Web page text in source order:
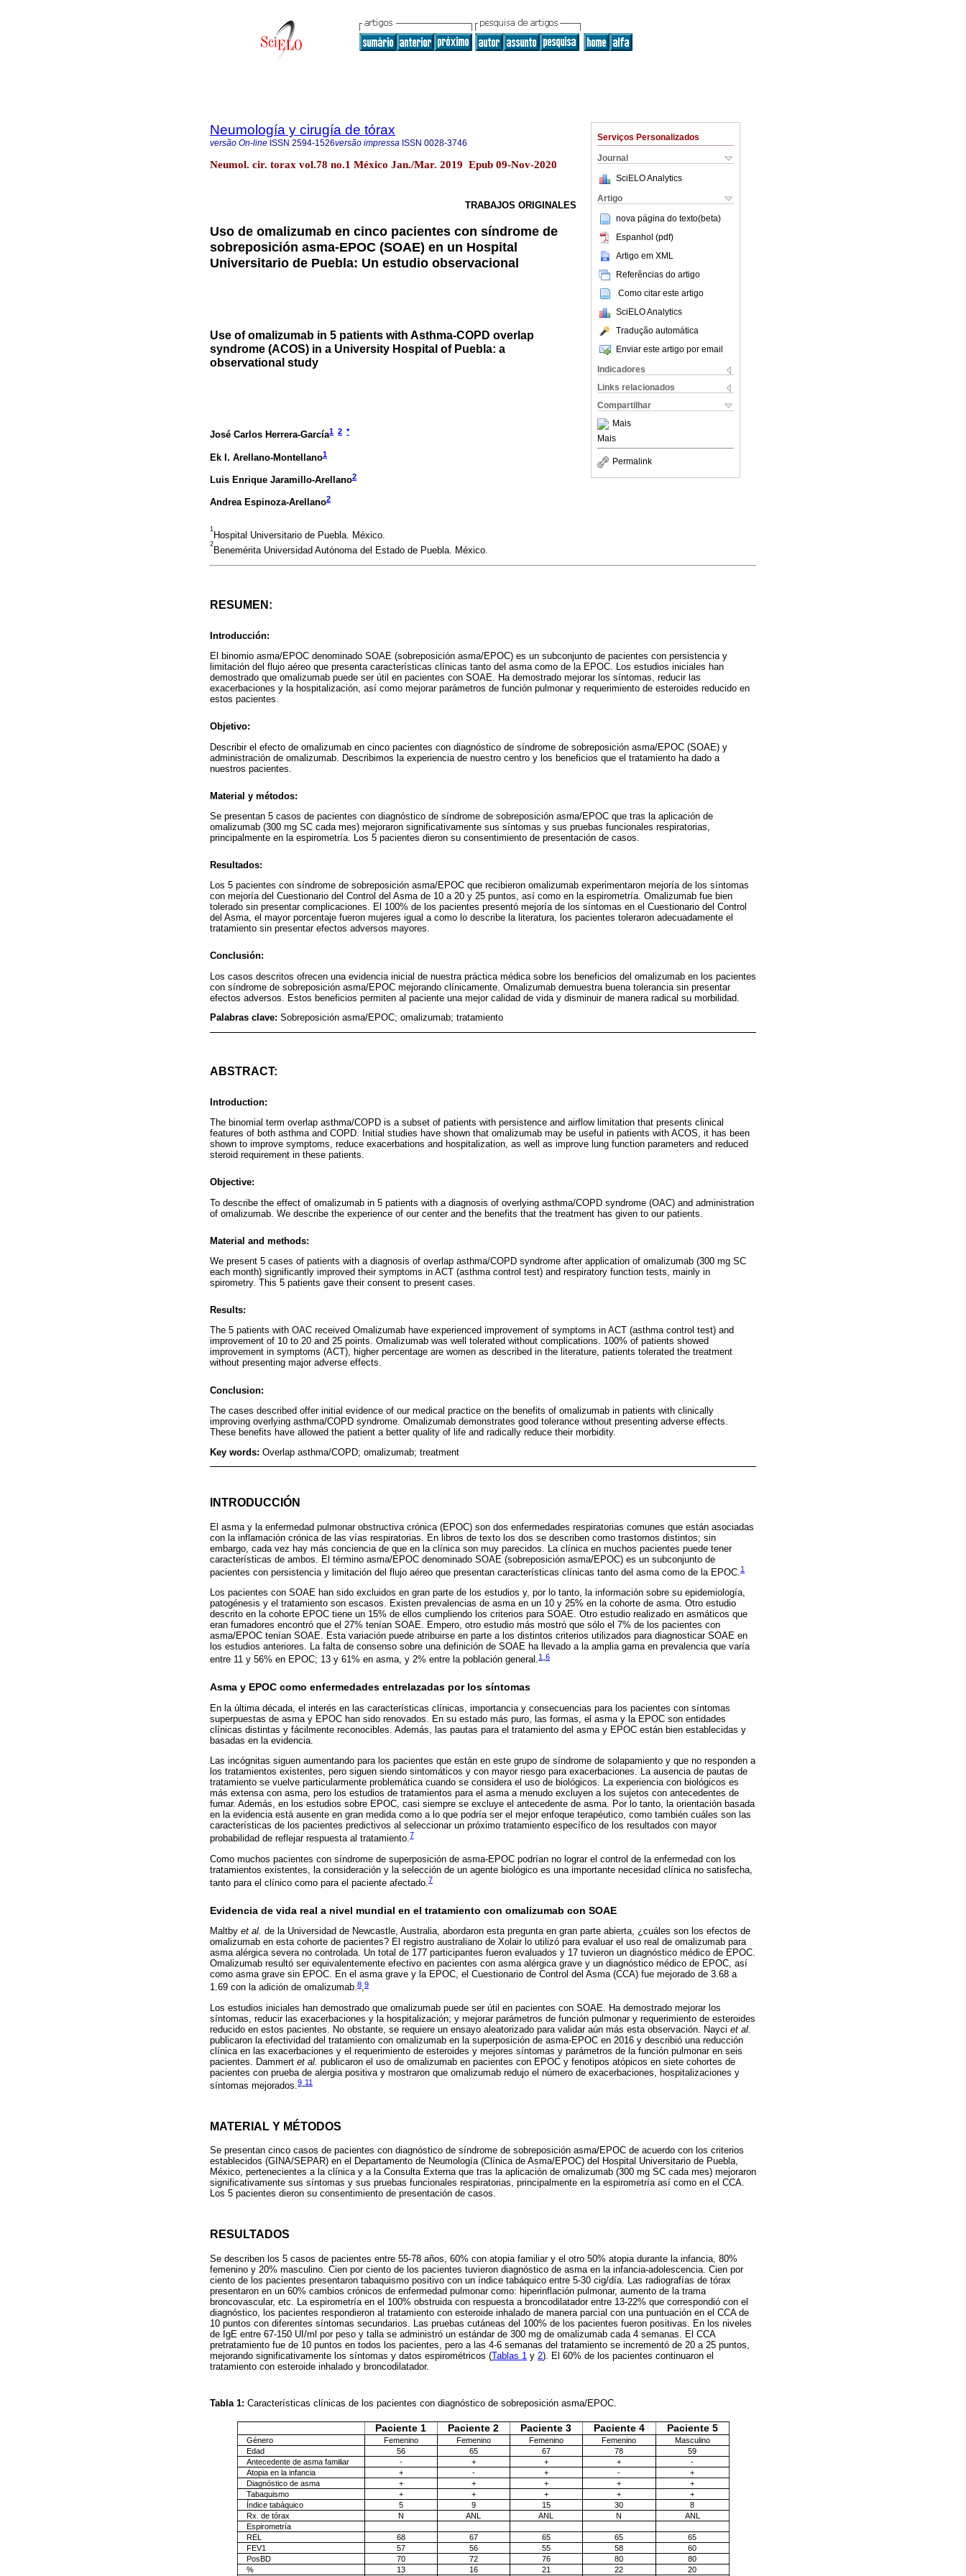
Serviços Personalizados
Journal
SciELO Analytics
Artigo
nova página do texto(beta)
Espanhol (pdf)
Artigo em XML
Referências do artigo
Como citar este artigo
SciELO Analytics
Tradução automática
Enviar este artigo por email
Indicadores
Links relacionados
Compartilhar
Mais
Mais
Permalink
Neumología y cirugía de tórax
versão On-line ISSN 2594-1526versão impressa ISSN 0028-3746
Neumol. cir. torax vol.78 no.1 México Jan./Mar. 2019 Epub 09-Nov-2020
TRABAJOS ORIGINALES
Uso de omalizumab en cinco pacientes con síndrome de
sobreposición asma-EPOC (SOAE) en un Hospital
Universitario de Puebla: Un estudio observacional
Use of omalizumab in 5 patients with Asthma-COPD overlap
syndrome (ACOS) in a University Hospital of Puebla: a
observational study
José Carlos Herrera-García1 2 *
Ek I. Arellano-Montellano1
Luis Enrique Jaramillo-Arellano2
Andrea Espinoza-Arellano2
1
Hospital Universitario de Puebla. México.
2
Benemérita Universidad Autónoma del Estado de Puebla. México.
RESUMEN:
Introducción:
El binomio asma/EPOC denominado SOAE (sobreposición asma/EPOC) es un subconjunto de pacientes con persistencia y
limitación del flujo aéreo que presenta características clínicas tanto del asma como de la EPOC. Los estudios iniciales han
demostrado que omalizumab puede ser útil en pacientes con SOAE. Ha demostrado mejorar los síntomas, reducir las
exacerbaciones y la hospitalización, así como mejorar parámetros de función pulmonar y requerimiento de esteroides reducido en
estos pacientes.
Objetivo:
Describir el efecto de omalizumab en cinco pacientes con diagnóstico de síndrome de sobreposición asma/EPOC (SOAE) y
administración de omalizumab. Describimos la experiencia de nuestro centro y los beneficios que el tratamiento ha dado a
nuestros pacientes.
Material y métodos:
Se presentan 5 casos de pacientes con diagnóstico de síndrome de sobreposición asma/EPOC que tras la aplicación de
omalizumab (300 mg SC cada mes) mejoraron significativamente sus síntomas y sus pruebas funcionales respiratorias,
principalmente en la espirometría. Los 5 pacientes dieron su consentimiento de presentación de casos.
Resultados:
Los 5 pacientes con síndrome de sobreposición asma/EPOC que recibieron omalizumab experimentaron mejoría de los síntomas
con mejoría del Cuestionario del Control del Asma de 10 a 20 y 25 puntos, así como en la espirometría. Omalizumab fue bien
tolerado sin presentar complicaciones. El 100% de los pacientes presentó mejoría de los síntomas en el Cuestionario del Control
del Asma, el mayor porcentaje fueron mujeres igual a como lo describe la literatura, los pacientes toleraron adecuadamente el
tratamiento sin presentar efectos adversos mayores.
Conclusión:
Los casos descritos ofrecen una evidencia inicial de nuestra práctica médica sobre los beneficios del omalizumab en los pacientes
con síndrome de sobreposición asma/EPOC mejorando clínicamente. Omalizumab demuestra buena tolerancia sin presentar
efectos adversos. Estos beneficios permiten al paciente una mejor calidad de vida y disminuir de manera radical su morbilidad.
Palabras clave: Sobreposición asma/EPOC; omalizumab; tratamiento
ABSTRACT:
Introduction:
The binomial term overlap asthma/COPD is a subset of patients with persistence and airflow limitation that presents clinical
features of both asthma and COPD. Initial studies have shown that omalizumab may be useful in patients with ACOS, it has been
shown to improve symptoms, reduce exacerbations and hospitalization, as well as improve lung function parameters and reduced
steroid requirement in these patients.
Objective:
To describe the effect of omalizumab in 5 patients with a diagnosis of overlying asthma/COPD syndrome (OAC) and administration
of omalizumab. We describe the experience of our center and the benefits that the treatment has given to our patients.
Material and methods:
We present 5 cases of patients with a diagnosis of overlap asthma/COPD syndrome after application of omalizumab (300 mg SC
each month) significantly improved their symptoms in ACT (asthma control test) and respiratory function tests, mainly in
spirometry. This 5 patients gave their consent to present cases.
Results:
The 5 patients with OAC received Omalizumab have experienced improvement of symptoms in ACT (asthma control test) and
improvement of 10 to 20 and 25 points. Omalizumab was well tolerated without complications. 100% of patients showed
improvement in symptoms (ACT), higher percentage are women as described in the literature, patients tolerated the treatment
without presenting major adverse effects.
Conclusion:
The cases described offer initial evidence of our medical practice on the benefits of omalizumab in patients with clinically
improving overlying asthma/COPD syndrome. Omalizumab demonstrates good tolerance without presenting adverse effects.
These benefits have allowed the patient a better quality of life and radically reduce their morbidity.
Key words: Overlap asthma/COPD; omalizumab; treatment
INTRODUCCIÓN
El asma y la enfermedad pulmonar obstructiva crónica (EPOC) son dos enfermedades respiratorias comunes que están asociadas
con la inflamación crónica de las vías respiratorias. En libros de texto los dos se describen como trastornos distintos; sin
embargo, cada vez hay más conciencia de que en la clínica son muy parecidos. La clínica en muchos pacientes puede tener
características de ambos. El término asma/EPOC denominado SOAE (sobreposición asma/EPOC) es un subconjunto de
pacientes con persistencia y limitación del flujo aéreo que presentan características clínicas tanto del asma como de la EPOC.1
Los pacientes con SOAE han sido excluidos en gran parte de los estudios y, por lo tanto, la información sobre su epidemiología,
patogénesis y el tratamiento son escasos. Existen prevalencias de asma en un 10 y 25% en la cohorte de asma. Otro estudio
descrito en la cohorte EPOC tiene un 15% de ellos cumpliendo los criterios para SOAE. Otro estudio realizado en asmáticos que
eran fumadores encontró que el 27% tenían SOAE. Empero, otro estudio más mostró que sólo el 7% de los pacientes con
asma/EPOC tenían SOAE. Esta variación puede atribuirse en parte a los distintos criterios utilizados para diagnosticar SOAE en
los estudios anteriores. La falta de consenso sobre una definición de SOAE ha llevado a la amplia gama en prevalencia que varía
entre 11 y 56% en EPOC; 13 y 61% en asma, y 2% entre la población general.1-6
Asma y EPOC como enfermedades entrelazadas por los síntomas
En la última década, el interés en las características clínicas, importancia y consecuencias para los pacientes con síntomas
superpuestas de asma y EPOC han sido renovados. En su estado más puro, las formas, el asma y la EPOC son entidades
clínicas distintas y fácilmente reconocibles. Además, las pautas para el tratamiento del asma y EPOC están bien establecidas y
basadas en la evidencia.
Las incógnitas siguen aumentando para los pacientes que están en este grupo de síndrome de solapamiento y que no responden a
los tratamientos existentes, pero siguen siendo sintomáticos y con mayor riesgo para exacerbaciones. La ausencia de pautas de
tratamiento se vuelve particularmente problemática cuando se considera el uso de biológicos. La experiencia con biológicos es
más extensa con asma, pero los estudios de tratamientos para el asma a menudo excluyen a los sujetos con antecedentes de
fumar. Además, en los estudios sobre EPOC, casi siempre se excluye el antecedente de asma. Por lo tanto, la orientación basada
en la evidencia está ausente en gran medida como a lo que podría ser el mejor enfoque terapéutico, como también cuáles son las
características de los pacientes predictivos al seleccionar un próximo tratamiento específico de los resultados con mayor
probabilidad de reflejar respuesta al tratamiento.7
Como muchos pacientes con síndrome de superposición de asma-EPOC podrían no lograr el control de la enfermedad con los
tratamientos existentes, la consideración y la selección de un agente biológico es una importante necesidad clínica no satisfecha,
tanto para el clínico como para el paciente afectado. 7
Evidencia de vida real a nivel mundial en el tratamiento con omalizumab con SOAE
Maltby et al. de la Universidad de Newcastle, Australia, abordaron esta pregunta en gran parte abierta, ¿cuáles son los efectos de
omalizumab en esta cohorte de pacientes? El registro australiano de Xolair lo utilizó para evaluar el uso real de omalizumab para
asma alérgica severa no controlada. Un total de 177 participantes fueron evaluados y 17 tuvieron un diagnóstico médico de EPOC.
Omalizumab resultó ser equivalentemente efectivo en pacientes con asma alérgica grave y un diagnóstico médico de EPOC, así
como asma grave sin EPOC. En el asma grave y la EPOC, el Cuestionario de Control del Asma (CCA) fue mejorado de 3.68 a
1.69 con la adición de omalizumab.8,9
Los estudios iniciales han demostrado que omalizumab puede ser útil en pacientes con SOAE. Ha demostrado mejorar los
síntomas, reducir las exacerbaciones y la hospitalización; y mejorar parámetros de función pulmonar y requerimiento de esteroides
reducido en estos pacientes. No obstante, se requiere un ensayo aleatorizado para validar aún más esta observación. Nayci et al.
publicaron la efectividad del tratamiento con omalizumab en la superposición de asma-EPOC en 2016 y describió una reducción
clínica en las exacerbaciones y el requerimiento de esteroides y mejores síntomas y parámetros de la función pulmonar en seis
pacientes. Dammert et al. publicaron el uso de omalizumab en pacientes con EPOC y fenotipos atópicos en siete cohortes de
pacientes con prueba de alergia positiva y mostraron que omalizumab redujo el número de exacerbaciones, hospitalizaciones y
síntomas mejorados.9-11
MATERIAL Y MÉTODOS
Se presentan cinco casos de pacientes con diagnóstico de síndrome de sobreposición asma/EPOC de acuerdo con los criterios
establecidos (GINA/SEPAR) en el Departamento de Neumología (Clínica de Asma/EPOC) del Hospital Universitario de Puebla,
México, pertenecientes a la clínica y a la Consulta Externa que tras la aplicación de omalizumab (300 mg SC cada mes) mejoraron
significativamente sus síntomas y sus pruebas funcionales respiratorias, principalmente en la espirometría así como en el CCA.
Los 5 pacientes dieron su consentimiento de presentación de casos.
RESULTADOS
Se describen los 5 casos de pacientes entre 55-78 años, 60% con atopia familiar y el otro 50% atopia durante la infancia, 80%
femenino y 20% masculino. Cien por ciento de los pacientes tuvieron diagnóstico de asma en la infancia-adolescencia. Cien por
ciento de los pacientes presentaron tabaquismo positivo con un índice tabáquico entre 5-30 cig/día. Las radiografías de tórax
presentaron en un 60% cambios crónicos de enfermedad pulmonar como: hiperinflación pulmonar, aumento de la trama
broncovascular, etc. La espirometría en el 100% obstruida con respuesta a broncodilatador entre 13-22% que correspondió con el
diagnóstico, los pacientes respondieron al tratamiento con esteroide inhalado de manera parcial con una puntuación en el CCA de
10 puntos con diferentes síntomas secundarios. Las pruebas cutáneas del 100% de los pacientes fueron positivas. En los niveles
de IgE entre 67-150 UI/ml por peso y talla se administró un estándar de 300 mg de omalizumab cada 4 semanas. El CCA
pretratamiento fue de 10 puntos en todos los pacientes, pero a las 4-6 semanas del tratamiento se incrementó de 20 a 25 puntos,
mejorando significativamente los síntomas y datos espirométricos (Tablas 1 y 2). El 60% de los pacientes continuaron el
tratamiento con esteroide inhalado y broncodilatador.
Tabla 1: Características clínicas de los pacientes con diagnóstico de sobreposición asma/EPOC.
Paciente 1 Paciente 2 Paciente 3 Paciente 4 Paciente 5
Género Femenino Femenino Femenino Femenino
Masculino
Edad
56 65 67 78
59
Antecedente de asma familiar
- + + +
-
Atopia en la infancia
+ - + -
+
Diagnóstico de asma
+ + + +
+
Tabaquismo
+ + + +
+
Índice tabáquico
5 9 15 30
8
Rx. de tórax
N ANL ANL N
ANL
Espirometría
REL
68 67 65 65
65
FEV1
57 56 55 58
60
PosBD
70 72 76 80
80
%
13 16 21 22 20